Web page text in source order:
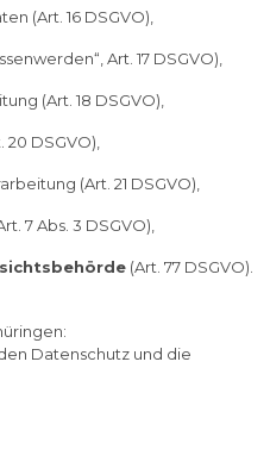
(Art. 16 DSGVO),
Art. 17 DSGVO),
(Art. 18 DSGVO),
20 DSGVO),
(Art. 21 DSGVO),
7 Abs. 3 DSGVO),
(Art. 77 DSGVO).
Datenschutz und die